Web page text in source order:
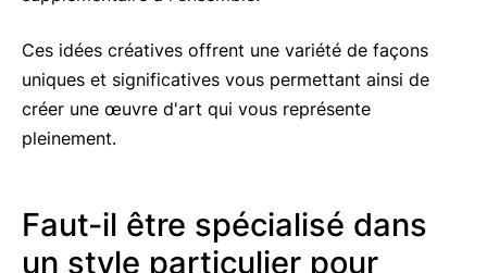
Ces idées créatives offrent une variété de façons
uniques et significatives vous permettant ainsi de
créer une œuvre d'art qui vous représente
pleinement.
Faut-il être spécialisé dans
un style particulier pour